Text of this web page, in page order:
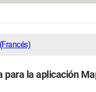
para la aplicación